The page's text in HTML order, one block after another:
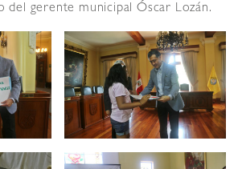
del gerente municipal Óscar Lozán.